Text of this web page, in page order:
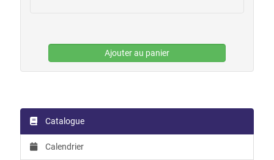
Ajouter au panier
Catalogue
Calendrier